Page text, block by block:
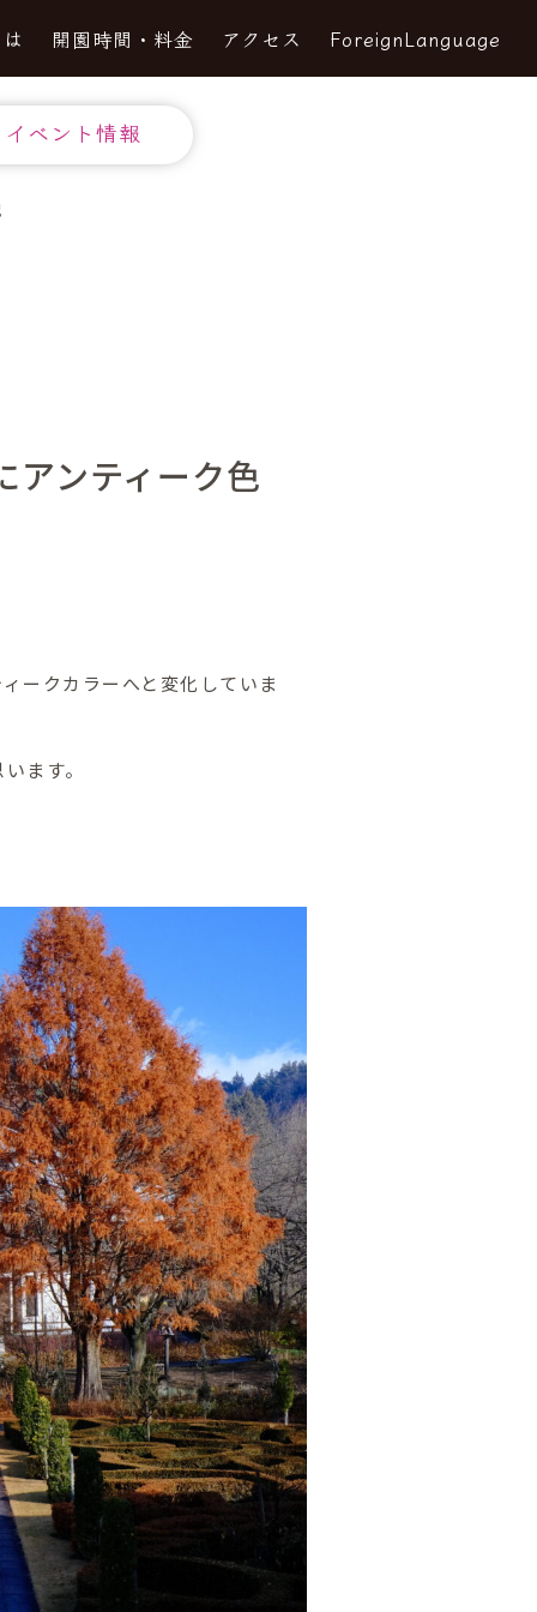
開園時間・料金 アクセス ForeignLanguage
イベント情報
アンティーク色
ークカラーへと変化していま
ます。